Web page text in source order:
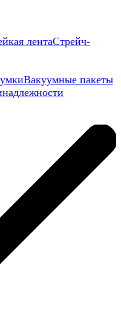
лентаСтрейч-
Вакуумные пакеты